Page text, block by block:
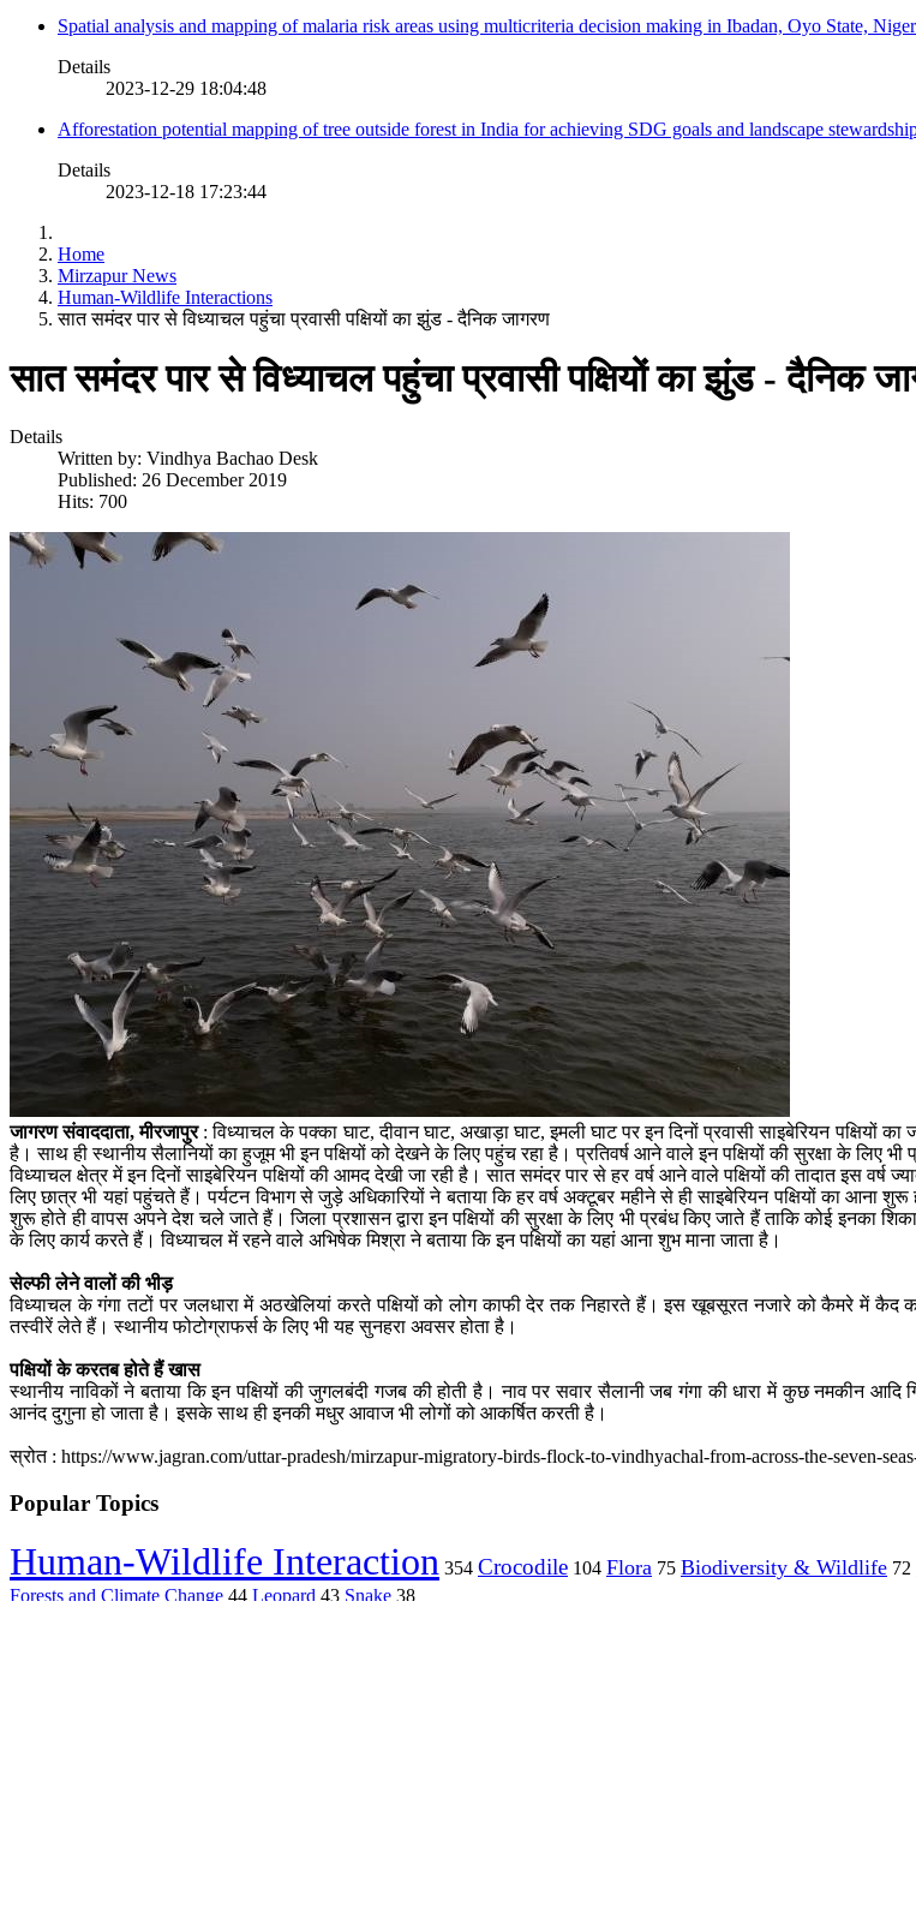
Spatial analysis and mapping of malaria risk areas using multicriteria decision making in Ibadan, Oyo State,
Details
2023-12-29 18:04:48
Afforestation potential mapping of tree outside forest in India for achieving SDG goals and landscape
Details
2023-12-18 17:23:44
Home
Mirzapur News
Human-Wildlife Interactions
सात समंदर पार से विध्याचल पहुंचा प्रवासी पक्षियों का झुंड - दैनिक जागरण
सात समंदर पार से विध्याचल पहुंचा प्रवासी पक्षियों का झुंड - दैनिक
Details
Written by: Vindhya Bachao Desk
Published: 26 December 2019
Hits: 700
जागरण संवाददाता, मीरजापुर: विध्याचल के पक्का घाट, दीवान घाट, अखाड़ा घाट, इमली घाट पर इन दिनों प्रवासी साइबेरियन
है। साथ ही स्थानीय सैलानियों का हुजूम भी इन पक्षियों को देखने के लिए पहुंच रहा है। प्रतिवर्ष आने वाले इन पक्षियों की सुरक्षा के लिए
विध्याचल क्षेत्र में इन दिनों साइबेरियन पक्षियों की आमद देखी जा रही है। सात समंदर पार से हर वर्ष आने वाले पक्षियों की तादात इस वर्ष
लिए छात्र भी यहां पहुंचते हैं। पर्यटन विभाग से जुड़े अधिकारियों ने बताया कि हर वर्ष अक्टूबर महीने से ही साइबेरियन पक्षियों का आना
शुरू होते ही वापस अपने देश चले जाते हैं। जिला प्रशासन द्वारा इन पक्षियों की सुरक्षा के लिए भी प्रबंध किए जाते हैं ताकि कोई इनका
के लिए कार्य करते हैं। विध्याचल में रहने वाले अभिषेक मिश्रा ने बताया कि इन पक्षियों का यहां आना शुभ माना जाता है।
सेल्फी लेने वालों की भीड़
विध्याचल के गंगा तटों पर जलधारा में अठखेलियां करते पक्षियों को लोग काफी देर तक निहारते हैं। इस खूबसूरत नजारे को कैमरे में
तस्वीरें लेते हैं। स्थानीय फोटोग्राफर्स के लिए भी यह सुनहरा अवसर होता है।
पक्षियों के करतब होते हैं खास
स्थानीय नाविकों ने बताया कि इन पक्षियों की जुगलबंदी गजब की होती है। नाव पर सवार सैलानी जब गंगा की धारा में कुछ नमकीन आदि
आनंद दुगुना हो जाता है। इसके साथ ही इनकी मधुर आवाज भी लोगों को आकर्षित करती है।
स्रोत : https://www.jagran.com/uttar-pradesh/mirzapur-migratory-birds-flock-to-vindhyachal-from-across-the-seven-
Popular Topics
Human-Wildlife Interaction 354 Crocodile 104 Flora 75 Biodiversity & Wildlife 72
Forests and Climate Change 44 Leopard 43 Snake 38